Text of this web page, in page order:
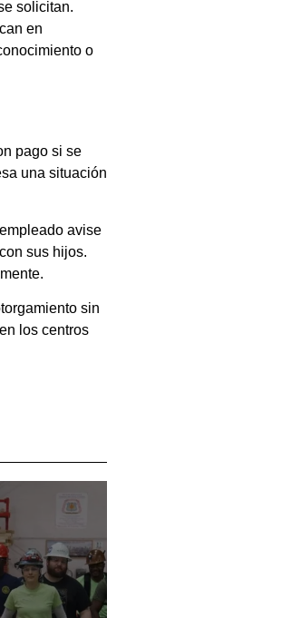
solicitan.
en
o
pago si se
una situación
avise
sus hijos.
sin
los centros